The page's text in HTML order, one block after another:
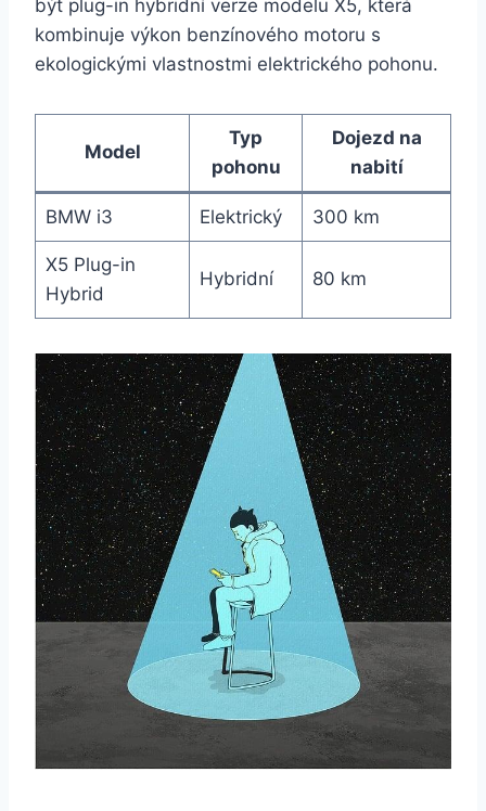
být plug-in hybridní verze modelu X5, která
kombinuje výkon benzínového motoru s
ekologickými vlastnostmi elektrického pohonu.
Model
Typ
pohonu
Dojezd na
nabití
BMW i3 Elektrický 300 km
X5 Plug-in
Hybrid
Hybridní 80 km